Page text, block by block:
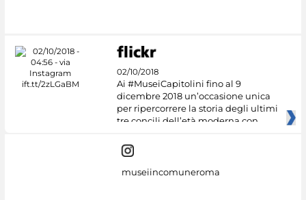
02/10/2018
Ai #MuseiCapitolini fino al 9
dicembre 2018 un’occasione unica
per ripercorrere la storia degli ultimi
tre concili dell’età moderna con
museiincomuneroma